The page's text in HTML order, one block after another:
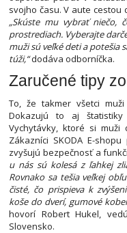
svojho času. V aute cestou
„Skúste mu vybrať
prostrediach. Vyberajte
muži sú veľké deti a potešia
túži,“dodáva odborníčka.
Zaručené tipy
To, že takmer všetci
Dokazujú to aj štatistiky
Vychytávky, ktoré si muži
Zákazníci SKODA E-
zvyšujú bezpečnosť a
u nás sú kolesá z ľahkej
Rovnako sa tešia veľkej
čisté, čo prispieva k
koše do dverí, gumové
hovorí Robert Hukel,
Slovensko.